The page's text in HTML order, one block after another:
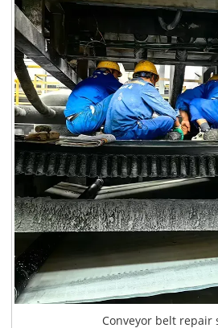
Conveyor belt repair